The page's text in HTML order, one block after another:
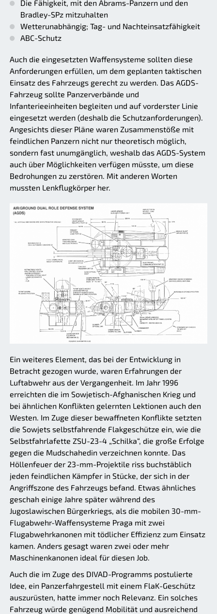
Die Fähigkeit, mit den Abrams-Panzern und den
Bradley-SPz mitzuhalten
Wetterunabhängig; Tag- und Nachteinsatzfähigkeit
ABC-Schutz
Auch die eingesetzten Waffensysteme sollten diese
Anforderungen erfüllen, um dem geplanten taktischen
Einsatz des Fahrzeugs gerecht zu werden. Das AGDS-
Fahrzeug sollte Panzerverbände und
Infanterieeinheiten begleiten und auf vorderster Linie
eingesetzt werden (deshalb die Schutzanforderungen).
Angesichts dieser Pläne waren Zusammenstöße mit
feindlichen Panzern nicht nur theoretisch möglich,
sondern fast unumgänglich, weshalb das AGDS-System
auch über Möglichkeiten verfügen müsste, um diese
Bedrohungen zu zerstören. Mit anderen Worten
mussten Lenkflugkörper her.
Ein weiteres Element, das bei der Entwicklung in
Betracht gezogen wurde, waren Erfahrungen der
Luftabwehr aus der Vergangenheit. Im Jahr 1996
erreichten die im Sowjetisch-Afghanischen Krieg und
bei ähnlichen Konflikten gelernten Lektionen auch den
Westen. Im Zuge dieser bewaffneten Konflikte setzten
die Sowjets selbstfahrende Flakgeschütze ein, wie die
Selbstfahrlafette ZSU-23-4 „Schilka“, die große Erfolge
gegen die Mudschahedin verzeichnen konnte. Das
Höllenfeuer der 23-mm-Projektile riss buchstäblich
jeden feindlichen Kämpfer in Stücke, der sich in der
Angriffszone des Fahrzeugs befand. Etwas ähnliches
geschah einige Jahre später während des
Jugoslawischen Bürgerkriegs, als die mobilen 30-mm-
Flugabwehr-Waffensysteme Praga mit zwei
Flugabwehrkanonen mit tödlicher Effizienz zum Einsatz
kamen. Anders gesagt waren zwei oder mehr
Maschinenkanonen ideal für diesen Job.
Auch die im Zuge des DIVAD-Programms postulierte
Idee, ein Panzerfahrgestell mit einem FlaK-Geschütz
auszurüsten, hatte immer noch Relevanz. Ein solches
Fahrzeug würde genügend Mobilität und ausreichend